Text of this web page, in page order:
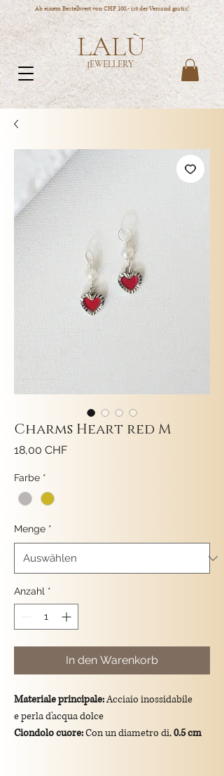
Ab einem Bestellwert von CHF 100,- ist der Versand gratis!
LALÙ
JEWELLERY
Charms Heart red M
18,00 CHFPreis
Farbe *
Menge *
Anzahl *
In den Warenkorb
Materiale principale:Acciaio inossidabile
e perla d'acqua dolce
Ciondolo cuore:Con un diametro di,0.5 cm